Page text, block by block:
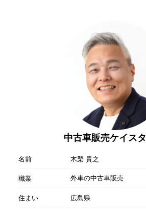
中古車販売ケイス
名前
木梨 貴之
職業
外車の中古車販売
住まい 広島県